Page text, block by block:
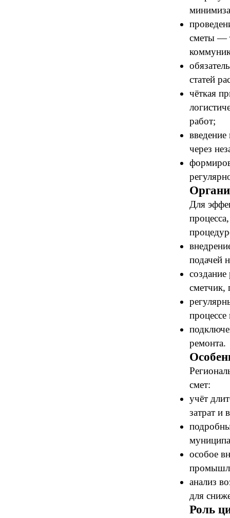
сметы —
статей
чёткая
работ;
через
Для
подачей
сметчик,
ремонта.
смет:
учёт
затрат и
особое
анализ
для
Роль